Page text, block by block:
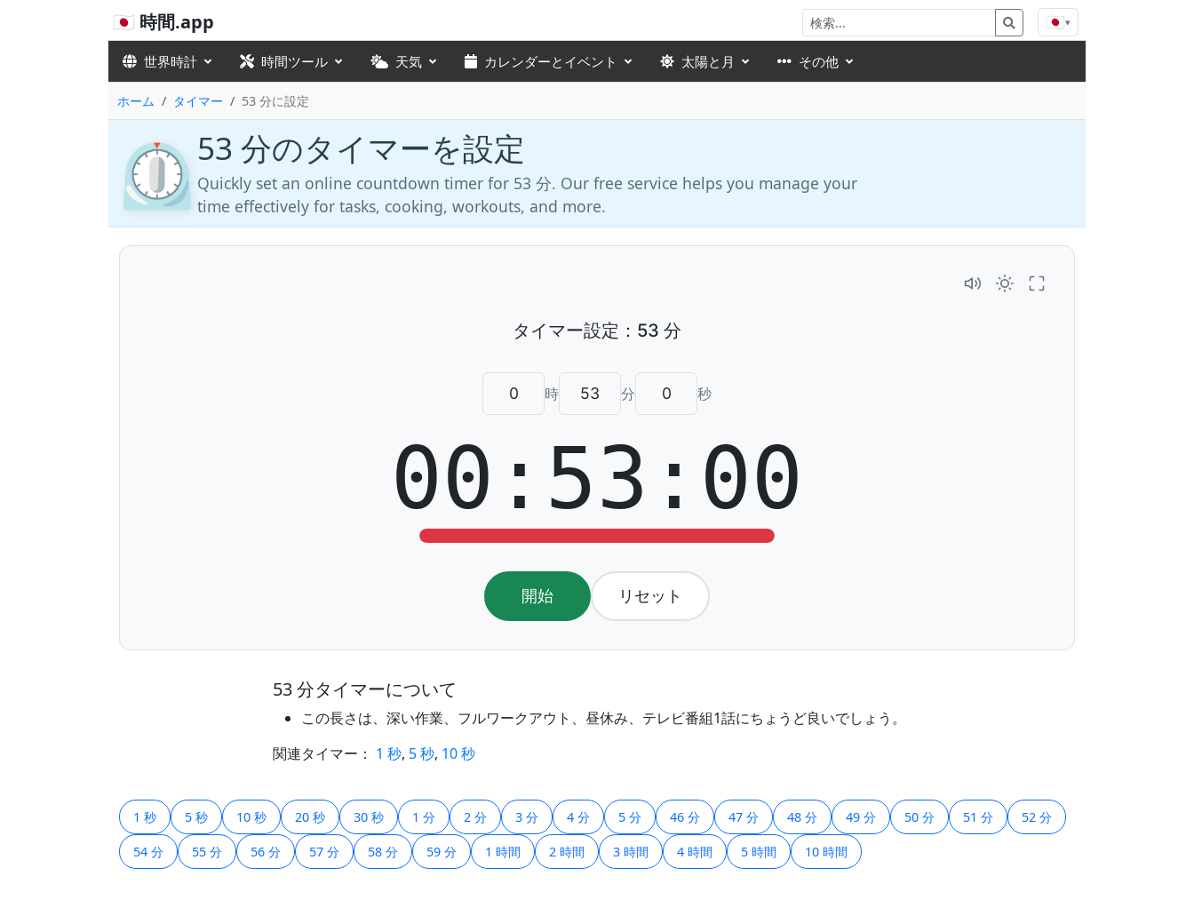
🇯🇵 時間.app 🇯🇵▾
世界時計 時間ツール 天気 カレンダーとイベント 太陽と月 その他
ホーム タイマー 53 分に設定
⏲️53 分のタイマーを設定
Quickly set an online countdown timer for 53 分. Our free service helps you manage your
time effectively for tasks, cooking, workouts, and more.
時 分 秒
00:53:00
開始 リセット
53 分タイマーについて
この長さは、深い作業、フルワークアウト、昼休み、テレビ番組1話にちょうど良いでしょう。
関連タイマー： 1 秒, 5 秒, 10 秒
1 秒 5 秒 10 秒 20 秒 30 秒 1 分 2 分 3 分 4 分 5 分 46 分 47 分 48 分 49 分 50 分 51 分 52 分
54 分 55 分 56 分 57 分 58 分 59 分 1 時間 2 時間 3 時間 4 時間 5 時間 10 時間